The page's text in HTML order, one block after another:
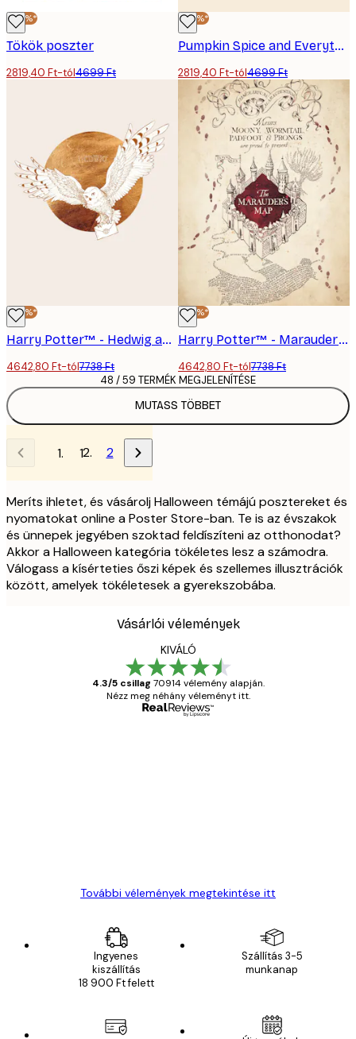
-40%*
Tökök poszter
2819,40 Ft-tól4699 Ft
-40%*
Pumpkin Spice and Everything Nice poszter
2819,40 Ft-tól4699 Ft
-40%*
Harry Potter™ - Hedwig and the Letter Poszter
4642,80 Ft-tól7738 Ft
-40%*
Harry Potter™ - Marauder's Map Poszter
4642,80 Ft-tól7738 Ft
MUTASS TÖBBET
48 / 59 TERMÉK MEGJELENÍTÉSE
1 2
Meríts ihletet, és vásárolj Halloween témájú posztereket és
nyomatokat online a Poster Store-ban. Te is az évszakok
és ünnepek jegyében szoktad feldíszíteni az otthonodat?
Akkor a Halloween kategória tökéletes lesz a számodra.
Válogass a kísérteties őszi képek és szellemes illusztrációk
között, amelyek tökéletesek a gyerekszobába.
Vásárlói vélemények
KIVÁLÓ
4.3/5 csillag 70914 vélemény alapján.
Nézz meg néhány véleményt itt.
További vélemények megtekintése itt
Ingyenes
kiszállítás
18 900 Ft felett
Szállítás 3-5
munkanap